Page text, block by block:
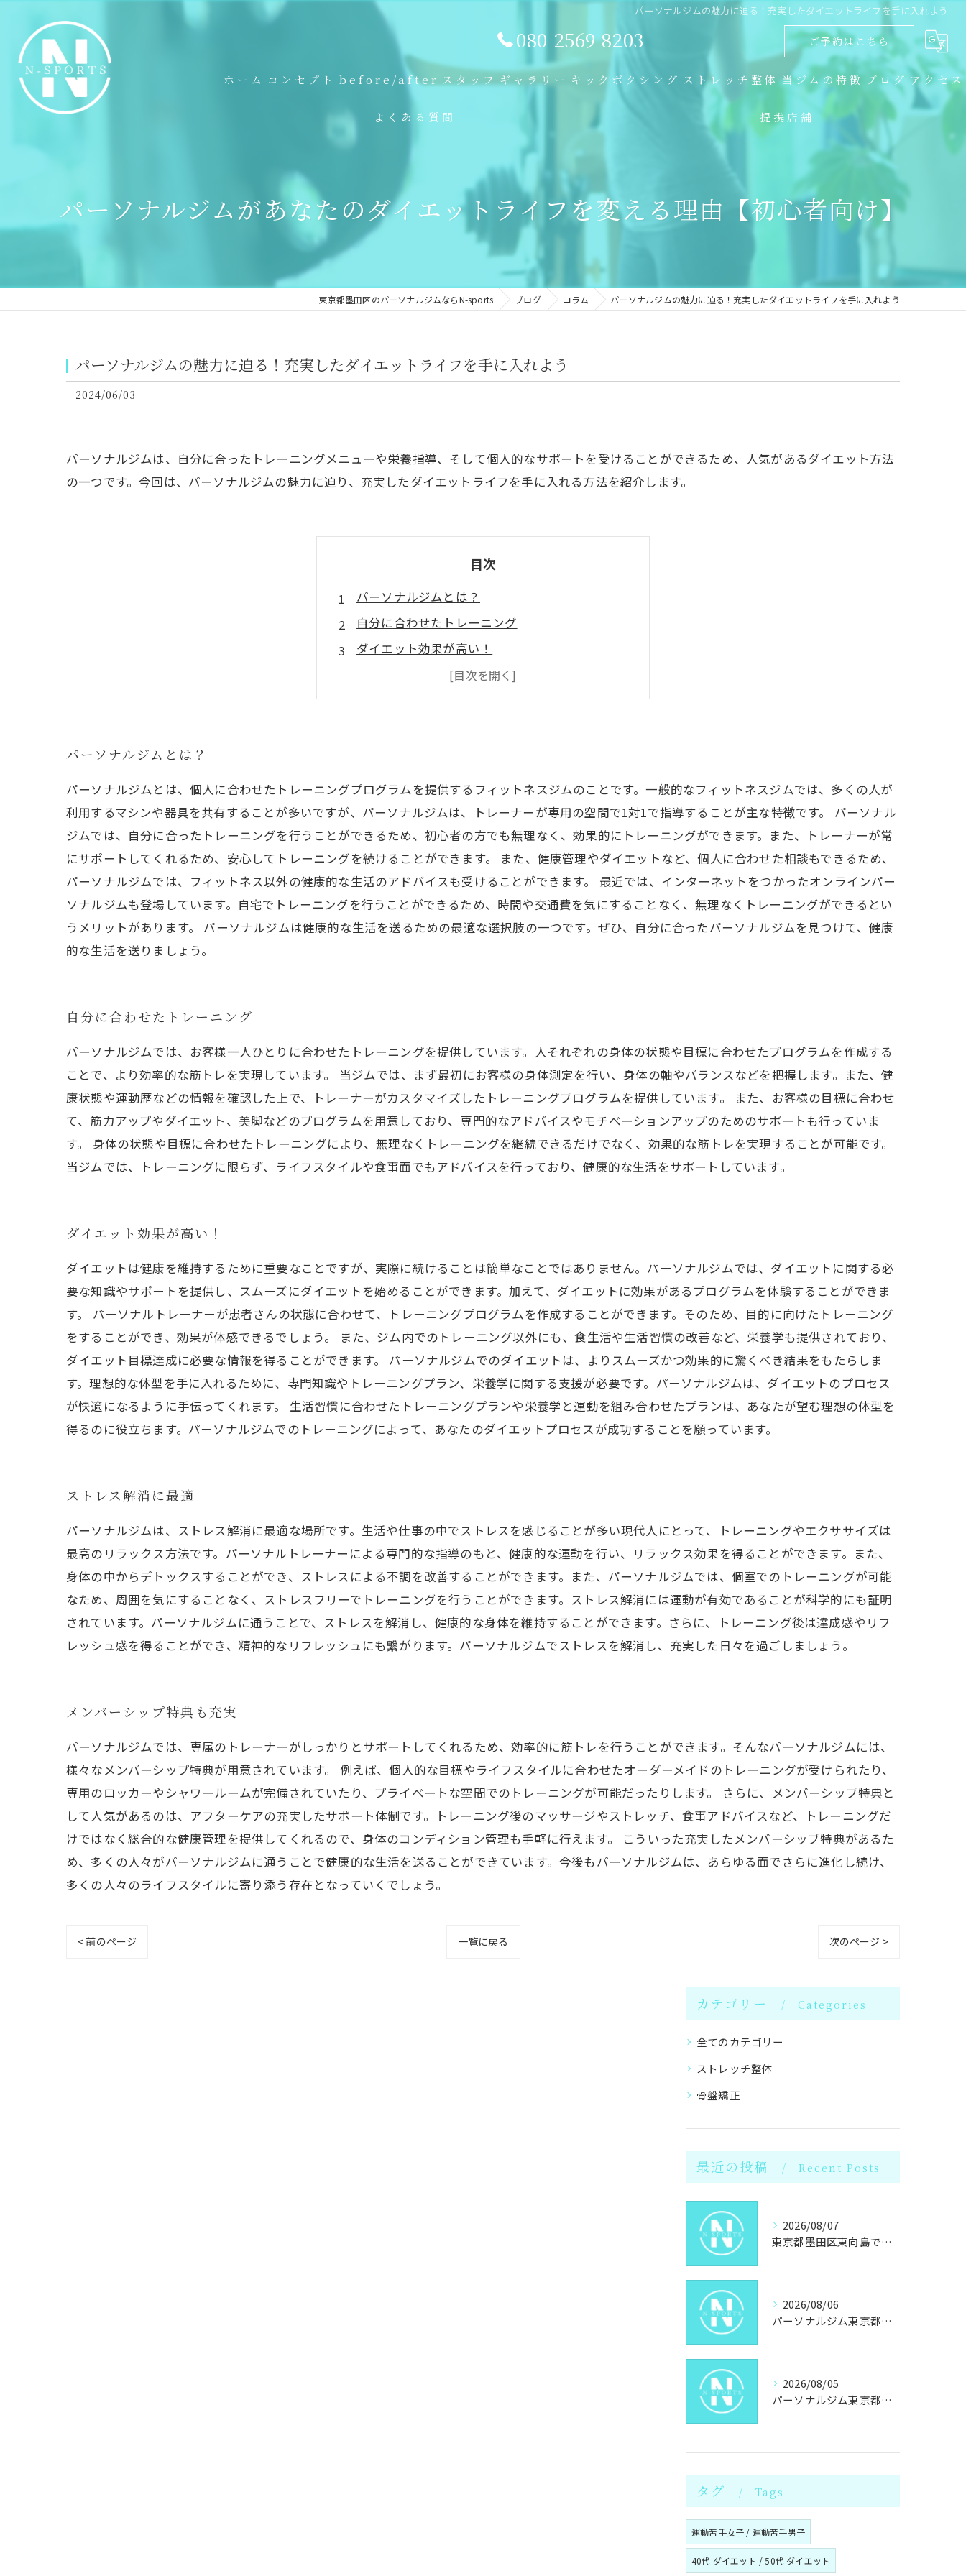
パーソナルジムの魅力に迫る！充実したダイエットライフを手に入れよう
080-2569-8203 ご予約はこちら
ホーム コンセプト before/after スタッフ ギャラリー キックボクシング ストレッチ整体 当ジムの特徴
キックボクシング
トレーニング
ブログ アクセス
よくある質問 提携店舗
パーソナルジムがあなたのダイエットライフを変える理由【初心者向け】
東京都墨田区のパーソナルジムならN-sports ブログ コラム パーソナルジムの魅力に迫る！充実したダイエットライフを手に入れよう
パーソナルジムの魅力に迫る！充実したダイエットライフを手に入れよう
2024/06/03
パーソナルジムは、自分に合ったトレーニングメニューや栄養指導、そして個人的なサポートを受けることができるため、人気があるダイエット方法
の一つです。今回は、パーソナルジムの魅力に迫り、充実したダイエットライフを手に入れる方法を紹介します。
目次
パーソナルジムとは？
自分に合わせたトレーニング
ダイエット効果が高い！
ストレス解消に最適
メンバーシップ特典も充実
パーソナルジムとは？
パーソナルジムとは、個人に合わせたトレーニングプログラムを提供するフィットネスジムのことです。一般的なフィットネスジムでは、多くの人が
利用するマシンや器具を共有することが多いですが、パーソナルジムは、トレーナーが専用の空間で1対1で指導することが主な特徴です。 パーソナル
ジムでは、自分に合ったトレーニングを行うことができるため、初心者の方でも無理なく、効果的にトレーニングができます。また、トレーナーが常
にサポートしてくれるため、安心してトレーニングを続けることができます。 また、健康管理やダイエットなど、個人に合わせた相談もできるため、
パーソナルジムでは、フィットネス以外の健康的な生活のアドバイスも受けることができます。 最近では、インターネットをつかったオンラインパー
ソナルジムも登場しています。自宅でトレーニングを行うことができるため、時間や交通費を気にすることなく、無理なくトレーニングができるとい
うメリットがあります。 パーソナルジムは健康的な生活を送るための最適な選択肢の一つです。ぜひ、自分に合ったパーソナルジムを見つけて、健康
的な生活を送りましょう。
自分に合わせたトレーニング
パーソナルジムでは、お客様一人ひとりに合わせたトレーニングを提供しています。人それぞれの身体の状態や目標に合わせたプログラムを作成する
ことで、より効率的な筋トレを実現しています。 当ジムでは、まず最初にお客様の身体測定を行い、身体の軸やバランスなどを把握します。また、健
康状態や運動歴などの情報を確認した上で、トレーナーがカスタマイズしたトレーニングプログラムを提供しています。 また、お客様の目標に合わせ
て、筋力アップやダイエット、美脚などのプログラムを用意しており、専門的なアドバイスやモチベーションアップのためのサポートも行っていま
す。 身体の状態や目標に合わせたトレーニングにより、無理なくトレーニングを継続できるだけでなく、効果的な筋トレを実現することが可能です。
当ジムでは、トレーニングに限らず、ライフスタイルや食事面でもアドバイスを行っており、健康的な生活をサポートしています。
ダイエット効果が高い！
ダイエットは健康を維持するために重要なことですが、実際に続けることは簡単なことではありません。パーソナルジムでは、ダイエットに関する必
要な知識やサポートを提供し、スムーズにダイエットを始めることができます。加えて、ダイエットに効果があるプログラムを体験することができま
す。 パーソナルトレーナーが患者さんの状態に合わせて、トレーニングプログラムを作成することができます。そのため、目的に向けたトレーニング
をすることができ、効果が体感できるでしょう。 また、ジム内でのトレーニング以外にも、食生活や生活習慣の改善など、栄養学も提供されており、
ダイエット目標達成に必要な情報を得ることができます。 パーソナルジムでのダイエットは、よりスムーズかつ効果的に驚くべき結果をもたらしま
す。理想的な体型を手に入れるために、専門知識やトレーニングプラン、栄養学に関する支援が必要です。パーソナルジムは、ダイエットのプロセス
が快適になるように手伝ってくれます。 生活習慣に合わせたトレーニングプランや栄養学と運動を組み合わせたプランは、あなたが望む理想の体型を
得るのに役立ちます。パーソナルジムでのトレーニングによって、あなたのダイエットプロセスが成功することを願っています。
ストレス解消に最適
パーソナルジムは、ストレス解消に最適な場所です。生活や仕事の中でストレスを感じることが多い現代人にとって、トレーニングやエクササイズは
最高のリラックス方法です。パーソナルトレーナーによる専門的な指導のもと、健康的な運動を行い、リラックス効果を得ることができます。また、
身体の中からデトックスすることができ、ストレスによる不調を改善することができます。また、パーソナルジムでは、個室でのトレーニングが可能
なため、周囲を気にすることなく、ストレスフリーでトレーニングを行うことができます。ストレス解消には運動が有効であることが科学的にも証明
されています。パーソナルジムに通うことで、ストレスを解消し、健康的な身体を維持することができます。さらに、トレーニング後は達成感やリフ
レッシュ感を得ることができ、精神的なリフレッシュにも繋がります。パーソナルジムでストレスを解消し、充実した日々を過ごしましょう。
メンバーシップ特典も充実
パーソナルジムでは、専属のトレーナーがしっかりとサポートしてくれるため、効率的に筋トレを行うことができます。そんなパーソナルジムには、
様々なメンバーシップ特典が用意されています。 例えば、個人的な目標やライフスタイルに合わせたオーダーメイドのトレーニングが受けられたり、
専用のロッカーやシャワールームが完備されていたり、プライベートな空間でのトレーニングが可能だったりします。 さらに、メンバーシップ特典と
して人気があるのは、アフターケアの充実したサポート体制です。トレーニング後のマッサージやストレッチ、食事アドバイスなど、トレーニングだ
けではなく総合的な健康管理を提供してくれるので、身体のコンディション管理も手軽に行えます。 こういった充実したメンバーシップ特典があるた
め、多くの人々がパーソナルジムに通うことで健康的な生活を送ることができています。今後もパーソナルジムは、あらゆる面でさらに進化し続け、
多くの人々のライフスタイルに寄り添う存在となっていくでしょう。
< 前のページ 一覧に戻る 次のページ >
カテゴリー Categories
全てのカテゴリー
ストレッチ整体
骨盤矯正
最近の投稿 Recent Posts
2026/08/07
東京都墨田区東向島で女性が選ぶパーソナルジムと岩盤浴のダイエット最新事情
2026/08/06
パーソナルジム東京都墨田区東向島駐車場あり自分に合うジム探しと通いやすさ
2026/08/05
パーソナルジム東京都墨田区八広でキックボクシングパーソナルの通い方と料金を徹底解説
タグ Tags
運動苦手女子 / 運動苦手男子
40代 ダイエット / 50代 ダイエット